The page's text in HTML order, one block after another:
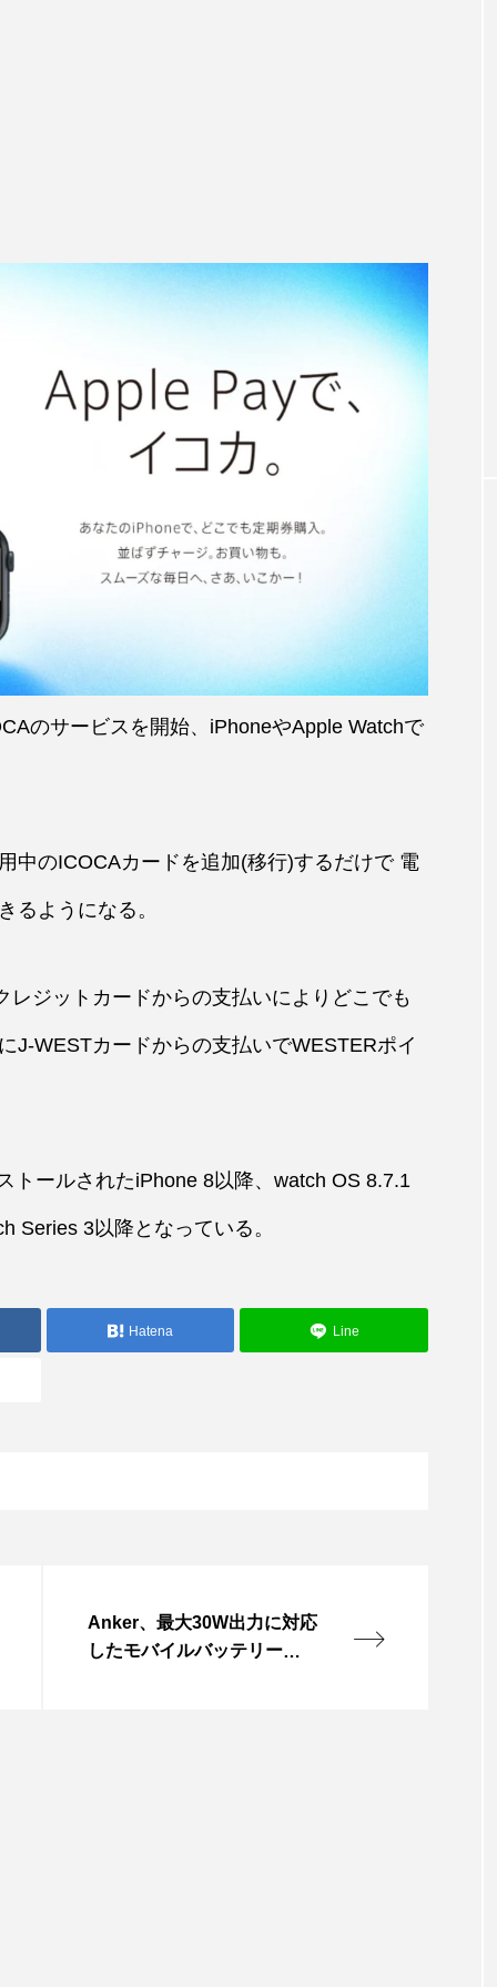
のサービスを開始、iPhoneやApple Watchで
中のICOCAカードを追加(移行)するだけで 電
るようになる。
レジットカードからの支払いによりどこでも
J-WESTカードからの支払いでWESTERポイ
トールされたiPhone 8以降、watch OS 8.7.1
Series 3以降となっている。
Hatena Line
Anker、最大30W出力に対応
したモバイルバッテリー「A